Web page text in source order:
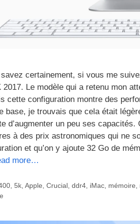
certainement, si vous me
2017. Le modèle qui a retenu mon
cette configuration montre des
base, je trouvais que cela était
d’augmenter un peu ses
à des prix astronomiques qui ne
et qu’on y ajoute 32 Go de
more…
, 5k, Apple Crucial, ddr4, iMac, mémoire